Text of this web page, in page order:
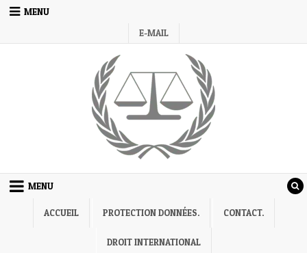
Skip
MENU
E-MAIL
MENU
ACCUEIL PROTECTION DONNÉES. CONTACT.
DROIT INTERNATIONAL